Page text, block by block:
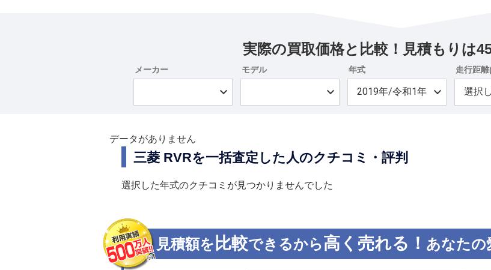
新採用した。 ボディカラ
レンジメタリックと強い
の2色を新たに設定し、
シート生地に動きのある
ラックにすることで、ス
カーSワイドに該当させ
実際の買取価格と比較！見積もりは
メーカー モデル 年式 走行距
データがありません
三菱 RVRを一括査定した人のクチコミ・評判
選択した年式のクチコミが見つかりませんでした
見積額を 比較できるから高く売れる！ あなたの